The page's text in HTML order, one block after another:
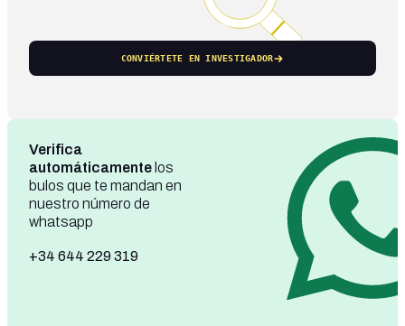
CONVIÉRTETE EN INVESTIGADOR
Verifica
automáticamente los
bulos que te mandan en
nuestro número de
whatsapp
+34 644 229 319